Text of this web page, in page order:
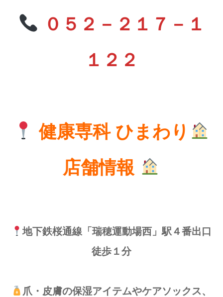
０５２－２１７－１
１２２
健康専科 ひまわり
店舗情報
地下鉄桜通線「瑞穂運動場西」駅４番出口
徒歩１分
爪・皮膚の保湿アイテムやケアソックス、